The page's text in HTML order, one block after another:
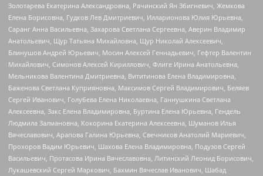
Золотарева Екатерина Александровна, Рачинский Ян Збигневич, Жемкова
Елена Борисовна, Гудков Лев Дмитриевич, Илларионова Юлия Юрьевна,
Саранг Анна Васильевна, Захарова Светлана Сергеевна, Аверин Владимир
Анатольевич, Щур Татьяна Михайловна, Щур Николай Алексеевич,
Блинушов Андрей Юрьевич, Мосин Алексей Геннадьевич, Гефтер Валентин
Михайлович, Симонов Алексей Кириллович, Флиге Ирина Анатольевна,
Мельникова Валентина Дмитриевна, Вититинова Елена Владимировна,
Баженова Светлана Куприяновна, Максимов Сергей Владимирович, Беляев
Сергей Иванович, Голубева Елена Николаевна, Ганнушкина Светлана
Алексеевна, Закс Елена Владимировна, Буртина Елена Юрьевна, Гендель
Людмила Залмановна, Кокорина Екатерина Алексеевна, Шуманов Илья
Вячеславович, Арапова Галина Юрьевна, Свечников Анатолий Мариевич,
Прохоров Вадим Юрьевич, Шахова Елена Владимировна, Подузов Сергей
Васильевич, Протасова Ирина Вячеславовна, Литинский Леонид Борисович,
Лукашевский Сергей Маркович, Бахмин Вячеслав Иванович, Шабад